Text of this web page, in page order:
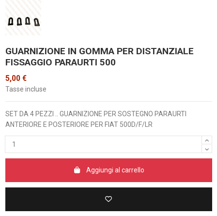
GUARNIZIONE IN GOMMA PER DISTANZIALE
FISSAGGIO PARAURTI 500
5,00 €
Tasse incluse
SET DA 4 PEZZI .. GUARNIZIONE PER SOSTEGNO PARAURTI
ANTERIORE E POSTERIORE PER FIAT 500D/F/LR
Aggiungi al carrello